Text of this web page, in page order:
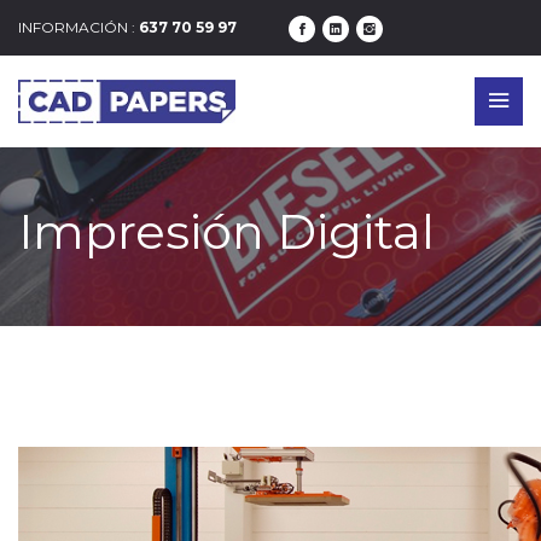
INFORMACIÓN : 637 70 59 97
Impresión Digital